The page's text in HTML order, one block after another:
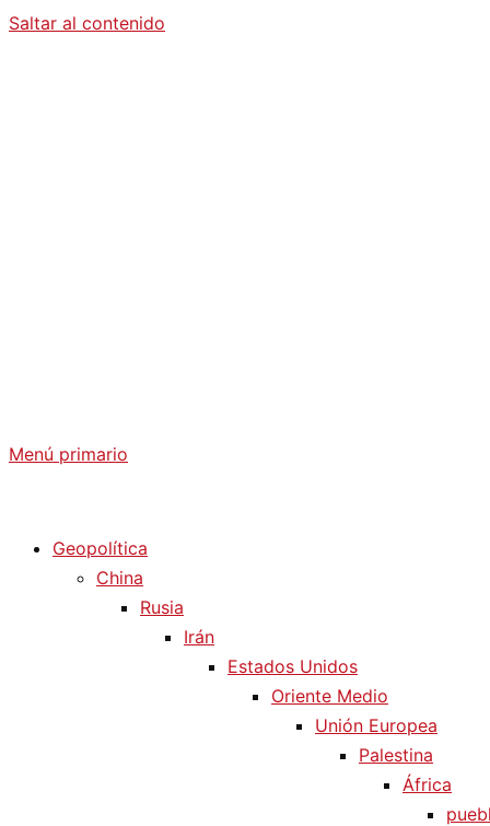
Saltar al contenido
Menú primario
Geopolítica
China
Rusia
Irán
Estados Unidos
Oriente Medio
Unión Europea
Palestina
África